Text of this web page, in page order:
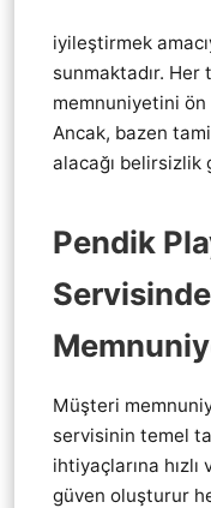
iyileştirmek
sunmaktadır. Her
memnuniyetini
Ancak, bazen
alacağı belirsizlik
Pendik
Müşteri
servisinin temel
ihtiyaçlarına
güven oluşturur